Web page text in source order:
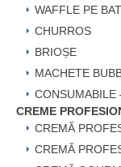
WAFFLE PE BAT
CHURROS
BRIOȘE
MACHETE
CONSUMABILE
CREME
CREMĂ
CREMĂ